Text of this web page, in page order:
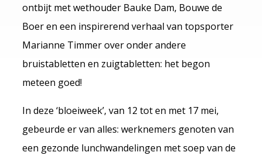
ontbijt met wethouder Bauke Dam, Bouwe de
Boer en een inspirerend verhaal van topsporter
Marianne Timmer over onder andere
bruistabletten en zuigtabletten: het begon
meteen goed!
In deze ‘bloeiweek’, van 12 tot en met 17 mei,
gebeurde er van alles: werknemers genoten van
een gezonde lunchwandelingen met soep van de